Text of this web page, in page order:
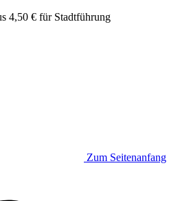
4,50 € für Stadtführung
Zum Seitenanfang